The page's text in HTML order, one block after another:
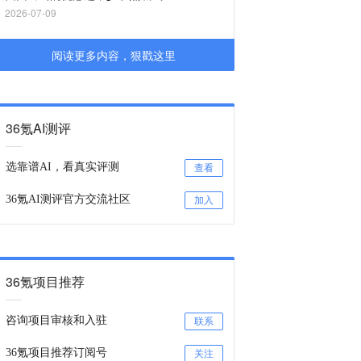
2026-07-09
阅读更多内容，狠戳这里
36氪AI测评
选靠谱AI，看真实评测 查看
36氪AI测评官方交流社区 加入
36氪项目推荐
咨询项目审核和入驻 联系
36氪项目推荐订阅号 关注